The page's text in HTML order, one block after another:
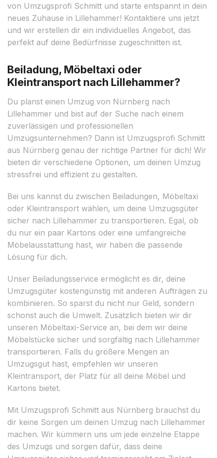
von Umzugsprofi Schmitt und starte entspannt in dein
neues Zuhause in Lillehammer! Kontaktiere uns jetzt
und wir erstellen dir ein individuelles Angebot, das
perfekt auf deine Bedürfnisse zugeschnitten ist.
Beiladung, Möbeltaxi oder
Kleintransport nach Lillehammer?
Du planst einen Umzug von Nürnberg nach
Lillehammer und bist auf der Suche nach einem
zuverlässigen und professionellen
Umzugsunternehmen? Dann ist Umzugsprofi Schmitt
aus Nürnberg genau der richtige Partner für dich! Wir
bieten dir verschiedene Optionen, um deinen Umzug
stressfrei und effizient zu gestalten.
Bei uns kannst du zwischen Beiladungen, Möbeltaxi
oder Kleintransport wählen, um deine Umzugsgüter
sicher nach Lillehammer zu transportieren. Egal, ob
du nur ein paar Kartons oder eine umfangreiche
Möbelausstattung hast, wir haben die passende
Lösung für dich.
Unser Beiladungsservice ermöglicht es dir, deine
Umzugsgüter kostengünstig mit anderen Aufträgen zu
kombinieren. So sparst du nicht nur Geld, sondern
schonst auch die Umwelt. Zusätzlich bieten wir dir
unseren Möbeltaxi-Service an, bei dem wir deine
Möbelstücke sicher und sorgfältig nach Lillehammer
transportieren. Falls du größere Mengen an
Umzugsgut hast, empfehlen wir unseren
Kleintransport, der Platz für all deine Möbel und
Kartons bietet.
Mit Umzugsprofi Schmitt aus Nürnberg brauchst du
dir keine Sorgen um deinen Umzug nach Lillehammer
machen. Wir kümmern uns um jede einzelne Etappe
des Umzugs und sorgen dafür, dass deine